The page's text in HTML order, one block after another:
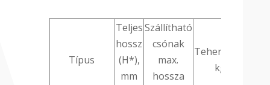
Típus
Teljes
hossz
(H*),
mm
Szállítható
csónak
max.
hossza
Teherbírás,
kg